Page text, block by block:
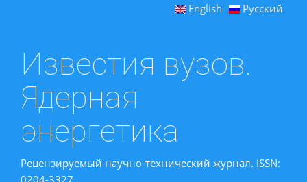
English Русский
Известия вузов.
Ядерная
энергетика
Рецензируемый научно-технический журнал. ISSN:
0204-3327